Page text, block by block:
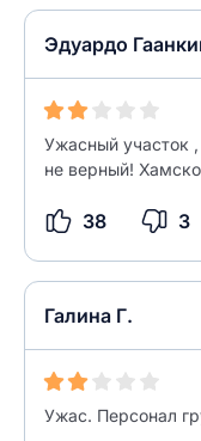
Эдуардо
Ужасный участок
не верный!
38 3
Галина Г.
Ужас. Персонал
Введите свой
Текст отзыва
0/500
Как вы
Ответ на
разрешить
Название